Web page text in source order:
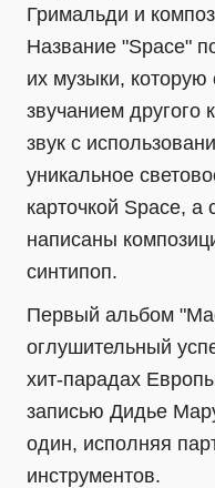
Гримальди и
Название "Space"
их музыки, которую
звучанием
звук с
уникальное
карточкой Space, а
написаны
синтипоп.
Первый альбом
оглушительный
хит-парадах
записью Дидье
один, исполняя
инструментов.